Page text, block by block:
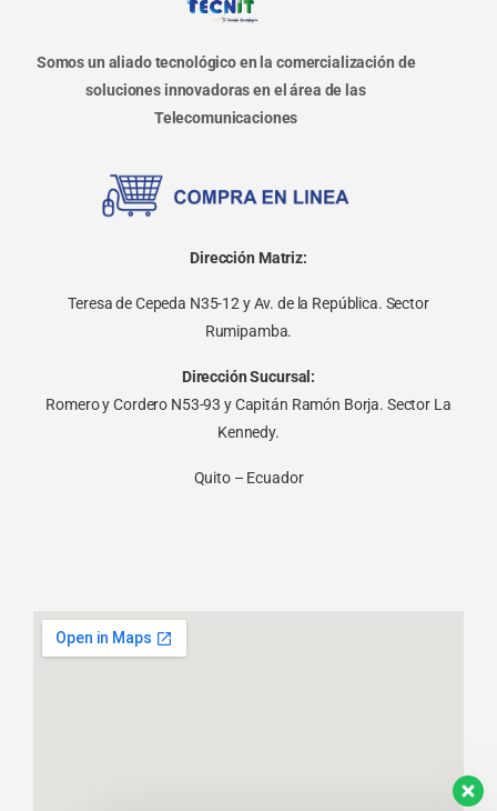
Somos un aliado tecnológico en la comercialización de
soluciones innovadoras en el área de las
Telecomunicaciones
Dirección Matriz:
Teresa de Cepeda N35-12 y Av. de la República. Sector
Rumipamba.
Dirección Sucursal:
Romero y Cordero N53-93 y Capitán Ramón Borja. Sector La
Kennedy.
Quito – Ecuador